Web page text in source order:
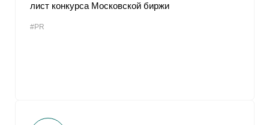
лист конкурса Московской биржи
#PR